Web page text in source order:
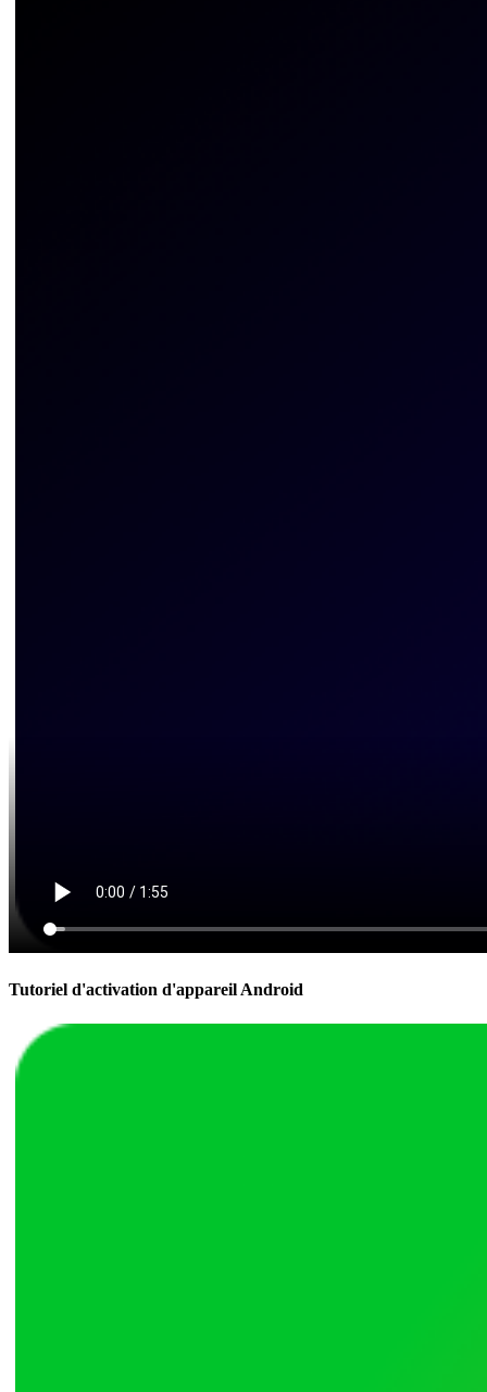
Tutoriel d'activation d'appareil Android